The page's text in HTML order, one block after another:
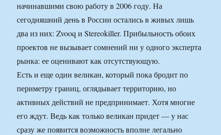
начинавшими свою работу в 2006 году. На
сегодняшний день в России остались в живых лишь
два из них: Zvooq и Stereokiller. Прибыльность обоих
проектов не вызывает сомнений ни у одного эксперта
рынка: ее оценивают как отсутствующую.
Есть и еще один великан, который пока бродит по
периметру границ, оглядывает территорию, но
активных действий не предпринимает. Хотя многие
его ждут. Ведь как только великан придет — у нас
сразу же появится возможность вполне легально